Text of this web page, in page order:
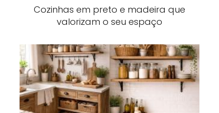
Cozinhas em preto e madeira que
valorizam o seu espaço